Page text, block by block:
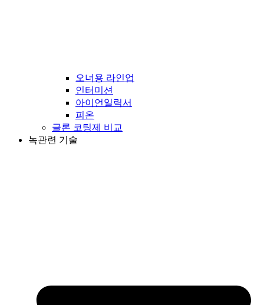
오너용 라인업
인터미션
아이언일릭서
피온
글론 코팅제 비교
녹관련 기술